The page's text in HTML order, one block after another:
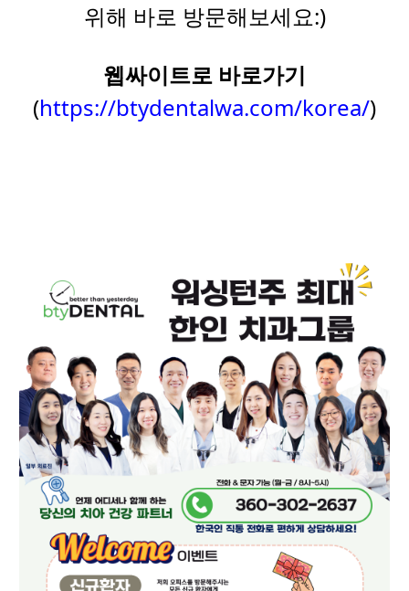
위해 바로 방문해보세요:)
웹싸이트로 바로가기
(https://btydentalwa.com/korea/)